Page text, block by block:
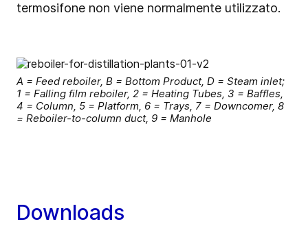
termosifone non viene normalmente utilizzato.
A = Feed reboiler, B = Bottom Product, D = Steam inlet;
1 = Falling film reboiler, 2 = Heating Tubes, 3 = Baffles,
4 = Column, 5 = Platform, 6 = Trays, 7 = Downcomer, 8
= Reboiler-to-column duct, 9 = Manhole
Downloads